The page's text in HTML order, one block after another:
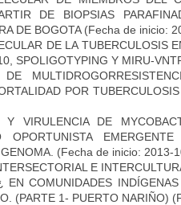
DE BIOPSIAS
DE BOGOTA(Fecha de inicio:
DE LA TUBERCULOSIS
SPOLIGOTYPING Y MIRU-
DE
POR
Y VIRULENCIA DE
OPORTUNISTA
(Fecha de inicio: 2013-
E
EN COMUNIDADES
(PARTE 1- PUERTO NARIÑO)